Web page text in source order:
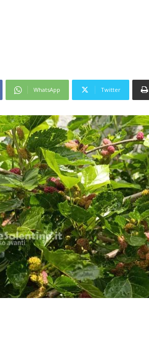
WhatsApp Twitter